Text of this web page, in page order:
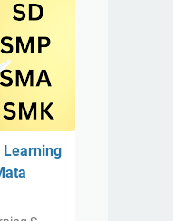
Learning